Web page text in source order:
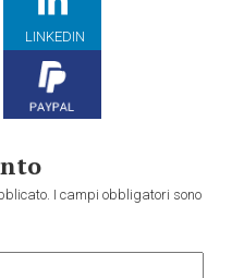
LINKEDIN
I campi obbligatori sono